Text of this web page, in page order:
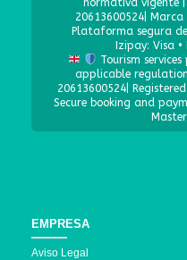
20613600524|
Plataforma segura
Izipay: Visa •
Tourism
applicable
20613600524|
Secure booking and
EMPRESA
Aviso Legal